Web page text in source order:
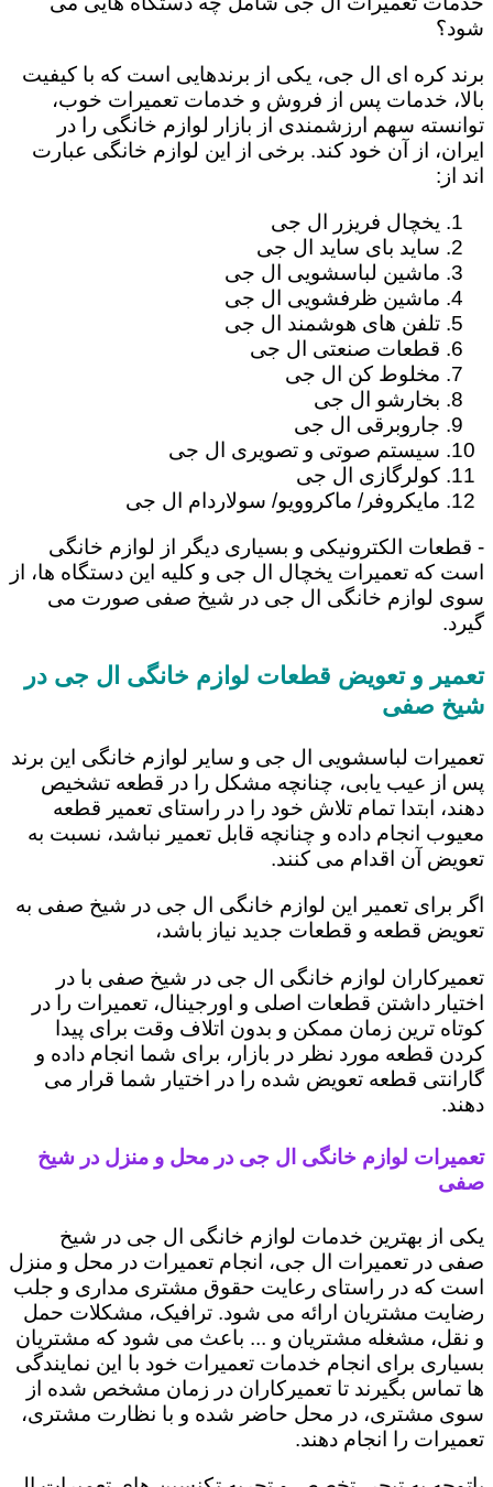
شود؟
برند کره ای ال جی، یکی از برندهایی است که با کیفیت
بالا، خدمات پس از فروش و خدمات تعمیرات خوب،
توانسته سهم ارزشمندی از بازار لوازم خانگی را در
ایران، از آن خود کند. برخی از این لوازم خانگی عبارت
اند از:
یخچال فریزر ال جی
ساید بای ساید ال جی
ماشین لباسشویی ال جی
ماشین ظرفشویی ال جی
تلفن های هوشمند ال جی
قطعات صنعتی ال جی
مخلوط کن ال جی
بخارشو ال جی
جاروبرقی ال جی
سیستم صوتی و تصویری ال جی
کولرگازی ال جی
مایکروفر/ ماکروویو/ سولاردام ال جی
- قطعات الکترونیکی و بسیاری دیگر از لوازم خانگی
است که تعمیرات یخچال ال جی و کلیه این دستگاه ها، از
سوی لوازم خانگی ال جی در شیخ صفی صورت می
گیرد.
تعمیر و تعویض قطعات لوازم خانگی ال جی در
شیخ صفی
تعمیرات لباسشویی ال جی و سایر لوازم خانگی این برند
پس از عیب یابی، چنانچه مشکل را در قطعه تشخیص
دهند، ابتدا تمام تلاش خود را در راستای تعمیر قطعه
معیوب انجام داده و چنانچه قابل تعمیر نباشد، نسبت به
تعویض آن اقدام می کنند.
اگر برای تعمیر این لوازم خانگی ال جی در شیخ صفی به
تعویض قطعه و قطعات جدید نیاز باشد،
تعمیرکاران لوازم خانگی ال جی در شیخ صفی با در
اختیار داشتن قطعات اصلی و اورجینال، تعمیرات را در
کوتاه ترین زمان ممکن و بدون اتلاف وقت برای پیدا
کردن قطعه مورد نظر در بازار، برای شما انجام داده و
گارانتی قطعه تعویض شده را در اختیار شما قرار می
دهند.
تعمیرات لوازم خانگی ال جی در محل و منزل در شیخ
صفی
یکی از بهترین خدمات لوازم خانگی ال جی در شیخ
صفی در تعمیرات ال جی، انجام تعمیرات در محل و منزل
است که در راستای رعایت حقوق مشتری مداری و جلب
رضایت مشتریان ارائه می شود. ترافیک، مشکلات حمل
و نقل، مشغله مشتریان و ... باعث می شود که مشتریان
بسیاری برای انجام خدمات تعمیرات خود با این نمایندگی
ها تماس بگیرند تا تعمیرکاران در زمان مشخص شده از
سوی مشتری، در محل حاضر شده و با نظارت مشتری،
تعمیرات را انجام دهند.